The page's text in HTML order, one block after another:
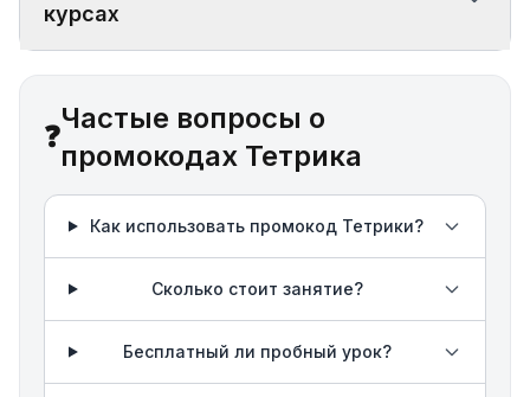
курсах
❓
Частые вопросы о
промокодах Тетрика
Как использовать промокод Тетрики?
Сколько стоит занятие?
Бесплатный ли пробный урок?